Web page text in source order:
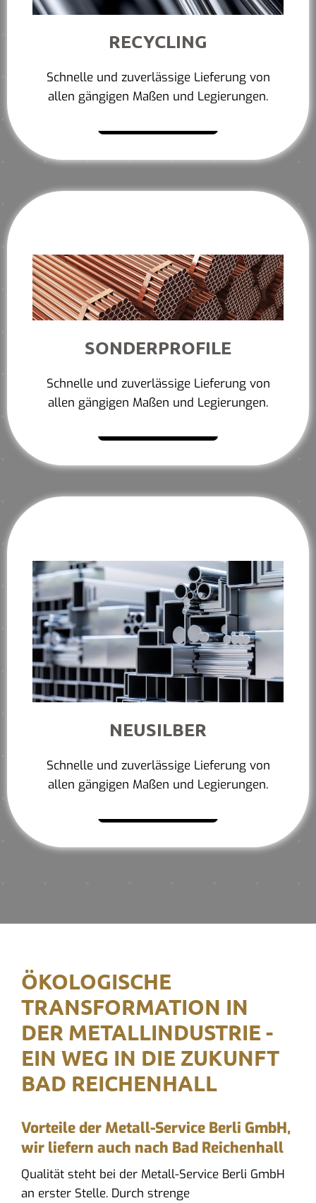
RECYCLING
Schnelle und zuverlässige Lieferung von
allen gängigen Maßen und Legierungen.
SONDERPROFILE
Schnelle und zuverlässige Lieferung von
allen gängigen Maßen und Legierungen.
NEUSILBER
Schnelle und zuverlässige Lieferung von
allen gängigen Maßen und Legierungen.
ÖKOLOGISCHE
TRANSFORMATION IN
DER METALLINDUSTRIE -
EIN WEG IN DIE ZUKUNFT
BAD REICHENHALL
Vorteile der Metall-Service Berli GmbH,
wir liefern auch nach Bad Reichenhall
Qualität steht bei der Metall-Service Berli GmbH
an erster Stelle. Durch strenge